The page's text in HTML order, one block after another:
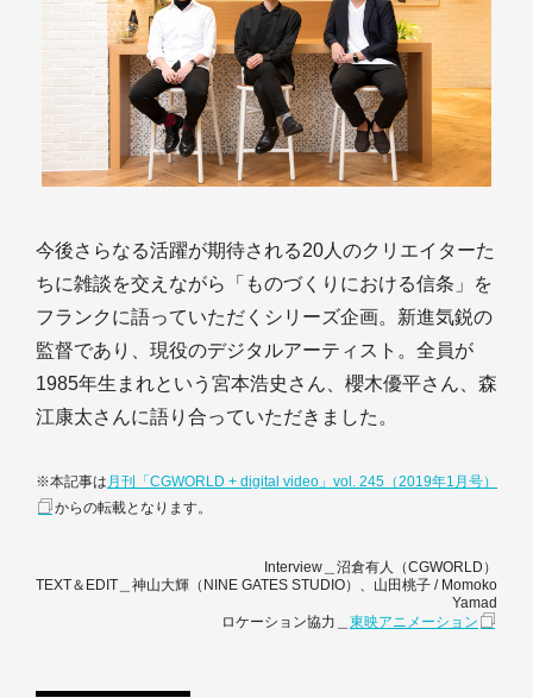
今後さらなる活躍が期待される20人のクリエイターた
ちに雑談を交えながら「ものづくりにおける信条」を
フランクに語っていただくシリーズ企画。新進気鋭の
監督であり、現役のデジタルアーティスト。全員が
1985年生まれという宮本浩史さん、櫻木優平さん、森
江康太さんに語り合っていただきました。
※本記事は 月刊「CGWORLD + digital video」vol. 245（2019年1月号）
からの転載となります。
Interview＿沼倉有人（CGWORLD）
TEXT＆EDIT＿神山大輝（NINE GATES STUDIO）、山田桃子 / Momoko
Yamad
ロケーション協力＿ 東映アニメーション